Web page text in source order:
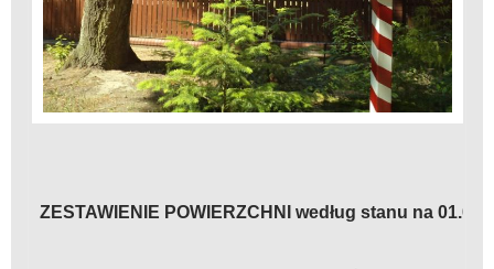
ZESTAWIENIE POWIERZCHNI według stanu na